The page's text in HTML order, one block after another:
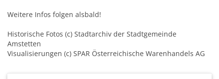
Weitere Infos folgen alsbald!
Historische Fotos (c) Stadtarchiv der Stadtgemeinde
Amstetten
Visualisierungen (c) SPAR Österreichische Warenhandels AG